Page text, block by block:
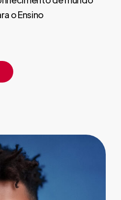
o Ensino